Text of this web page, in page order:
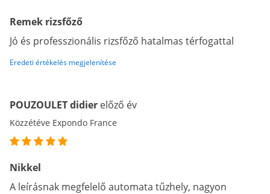
Remek rizsfőző
Jó és professzionális rizsfőző hatalmas térfogattal
Eredeti értékelés megjelenítése
POUZOULET didier előző év
Közzétéve Expondo France
Nikkel
A leírásnak megfelelő automata tűzhely, nagyon